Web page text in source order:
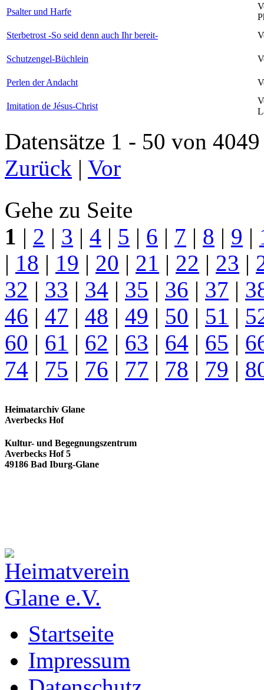
Psalter und Harfe
Sterbetrost -So seid denn auch Ihr bereit-
Schutzengel-Büchlein
Perlen der Andacht
Imitation de Jésus-Christ
Datensätze 1 - 50 von
Zurück | Vor
Gehe zu Seite
1 | 2 | 3 | 4 | 5 | 6 | 7 | 8 | 9 |
| 18 | 19 | 20 | 21 | 22 | 23 |
32 | 33 | 34 | 35 | 36 | 37 |
46 | 47 | 48 | 49 | 50 | 51 |
60 | 61 | 62 | 63 | 64 | 65 |
74 | 75 | 76 | 77 | 78 | 79 |
Heimatarchiv Glane
Averbecks Hof
Kultur- und Begegnungszentrum
Averbecks Hof 5
49186 Bad Iburg-Glane
Startseite
Impressum